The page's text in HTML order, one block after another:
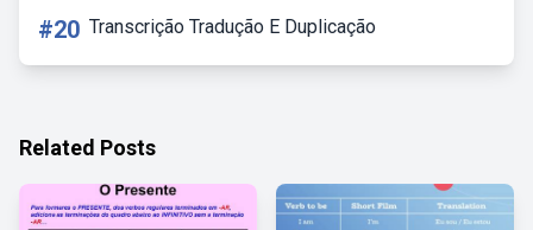
#20 Transcrição Tradução E Duplicação
Related Posts